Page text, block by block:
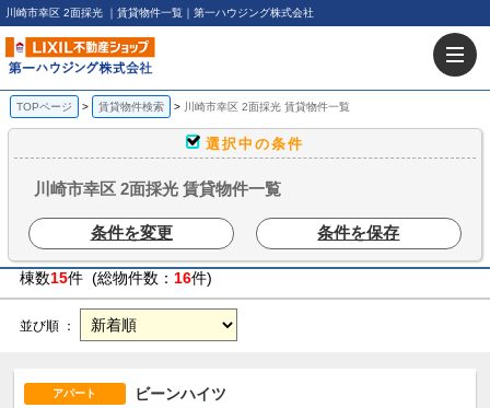
川崎市幸区 2面採光 ｜賃貸物件一覧｜第一ハウジング株式会社
TOPページ 賃貸物件検索 川崎市幸区 2面採光 賃貸物件一覧
選択中の条件
川崎市幸区 2面採光 賃貸物件一覧
条件を変更 条件を保存
棟数15件 (総物件数： 16件)
並び順 ：
アパート ビーンハイツ